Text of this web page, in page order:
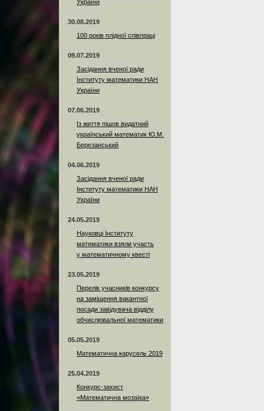
України
30.08.2019
100 років плідної співпраці
09.07.2019
Засідання вченої ради
Інституту математики НАН
України
07.06.2019
Із життя пішов видатний
український математик Ю.М.
Березанський
04.06.2019
Засідання вченої ради
Інституту математики НАН
України
24.05.2019
Науковці Інституту
математики взяли участь
у математичному квесті
23.05.2019
Перелік учасників конкурсу
на заміщення вакантної
посади завідувача відділу
обчислювальної математики
05.05.2019
Математична карусель 2019
25.04.2019
Конкурс-захист
«Математична мозаїка»